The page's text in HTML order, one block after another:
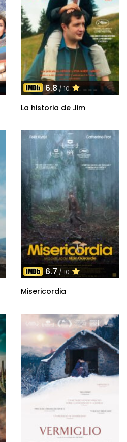
6.8/ 10
La historia de Jim
6.7 / 10
Misericordia